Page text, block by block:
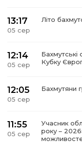
13:17
05 сер
Літо
12:14
05 сер
Бахмутські
Кубку
12:05
05 сер
Бахмутяни
11:55
05 сер
Учасник
року –